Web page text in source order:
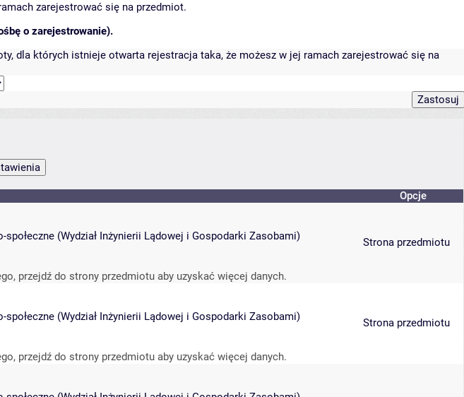
zarejestrować się na przedmiot.
o zarejestrowanie).
dla których istnieje otwarta rejestracja taka, że możesz w jej ramach zarejestrować się na
Opcje
społeczne (Wydział Inżynierii Lądowej i Gospodarki Zasobami)
przejdź do strony przedmiotu aby uzyskać więcej danych.
Strona przedmiotu
społeczne (Wydział Inżynierii Lądowej i Gospodarki Zasobami)
przejdź do strony przedmiotu aby uzyskać więcej danych.
Strona przedmiotu